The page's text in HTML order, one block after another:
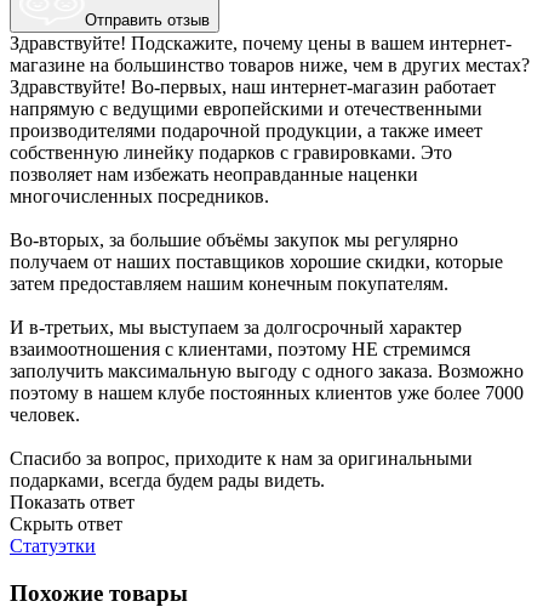
Отправить отзыв
Здравствуйте! Подскажите, почему цены в вашем интернет-
магазине на большинство товаров ниже, чем в других местах?
Здравствуйте! Во-первых, наш интернет-магазин работает
напрямую с ведущими европейскими и отечественными
производителями подарочной продукции, а также имеет
собственную линейку подарков с гравировками. Это
позволяет нам избежать неоправданные наценки
многочисленных посредников.
Во-вторых, за большие объёмы закупок мы регулярно
получаем от наших поставщиков хорошие скидки, которые
затем предоставляем нашим конечным покупателям.
И в-третьих, мы выступаем за долгосрочный характер
взаимоотношения с клиентами, поэтому НЕ стремимся
заполучить максимальную выгоду с одного заказа. Возможно
поэтому в нашем клубе постоянных клиентов уже более 7000
человек.
Спасибо за вопрос, приходите к нам за оригинальными
подарками, всегда будем рады видеть.
Показать ответ
Скрыть ответ
Статуэтки
Похожие товары